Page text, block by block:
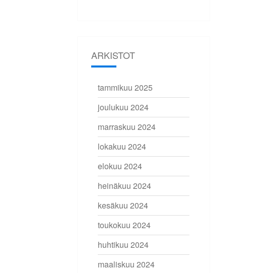
ARKISTOT
tammikuu 2025
joulukuu 2024
marraskuu 2024
lokakuu 2024
elokuu 2024
heinäkuu 2024
kesäkuu 2024
toukokuu 2024
huhtikuu 2024
maaliskuu 2024